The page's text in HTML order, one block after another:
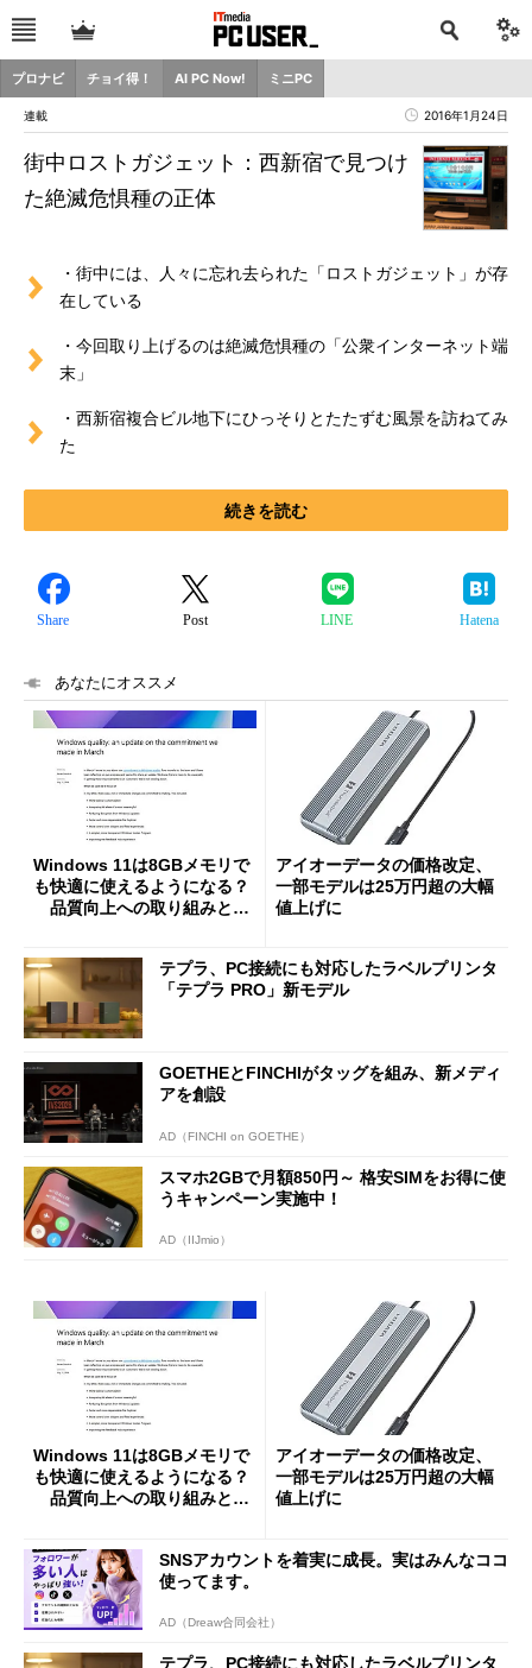
プロナビ チョイ得！ AI PC Now! ミニPC
連載 2016年1月24日
街中ロストガジェット：西新宿で見つけ
た絶滅危惧種の正体
・街中には、人々に忘れ去られた「ロストガジェット」が存
在している
・今回取り上げるのは絶滅危惧種の「公衆インターネット端
末」
・西新宿複合ビル地下にひっそりとたたずむ風景を訪ねてみ
た
続きを読む
Share Post LINE Hatena
あなたにオススメ
Windows 11は8GBメモリで
も快適に使えるようになる？
品質向上への取り組みと
アイオーデータの価格改定、
一部モデルは25万円超の大幅
値上げに
テプラ、PC接続にも対応したラベルプリンタ
「テプラ PRO」新モデル
GOETHEとFINCHIがタッグを組み、新メディ
アを創設
AD（FINCHI on GOETHE）
スマホ2GBで月額850円～ 格安SIMをお得に使
うキャンペーン実施中！
AD（IIJmio）
Windows 11は8GBメモリで
も快適に使えるようになる？
品質向上への取り組みと
アイオーデータの価格改定、
一部モデルは25万円超の大幅
値上げに
SNSアカウントを着実に成長。実はみんなココ
使ってます。
AD（Dreaw合同会社）
テプラ、PC接続にも対応したラベルプリンタ